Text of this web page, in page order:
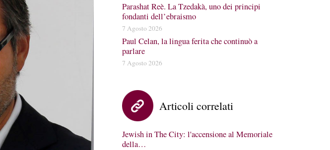
Parashat Reè. La Tzedakà, uno dei principi
fondanti dell’ebraismo
7 Agosto 2026
Paul Celan, la lingua ferita che continuò a
parlare
7 Agosto 2026
Articoli correlati
Jewish in The City: l'accensione al Memoriale
della…